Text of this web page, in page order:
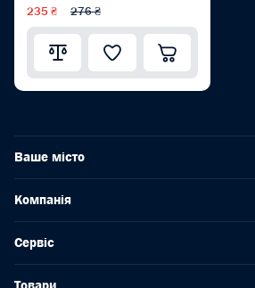
235 ₴ 276 ₴
Ваше місто
Компанія
Сервіс